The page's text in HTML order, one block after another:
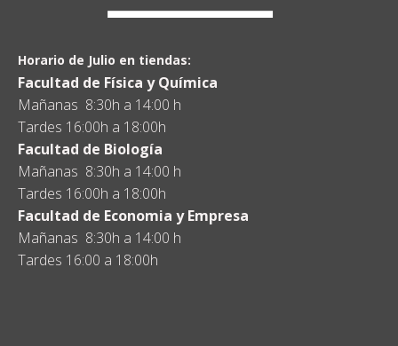
Horario de Julio en tiendas:
Facultad de Física y Química
Mañanas 8:30h a 14:00 h
Tardes 16:00h a 18:00h
Facultad de Biología
Mañanas 8:30h a 14:00 h
Tardes 16:00h a 18:00h
Facultad de Economia y Empresa
Mañanas 8:30h a 14:00 h
Tardes 16:00 a 18:00h